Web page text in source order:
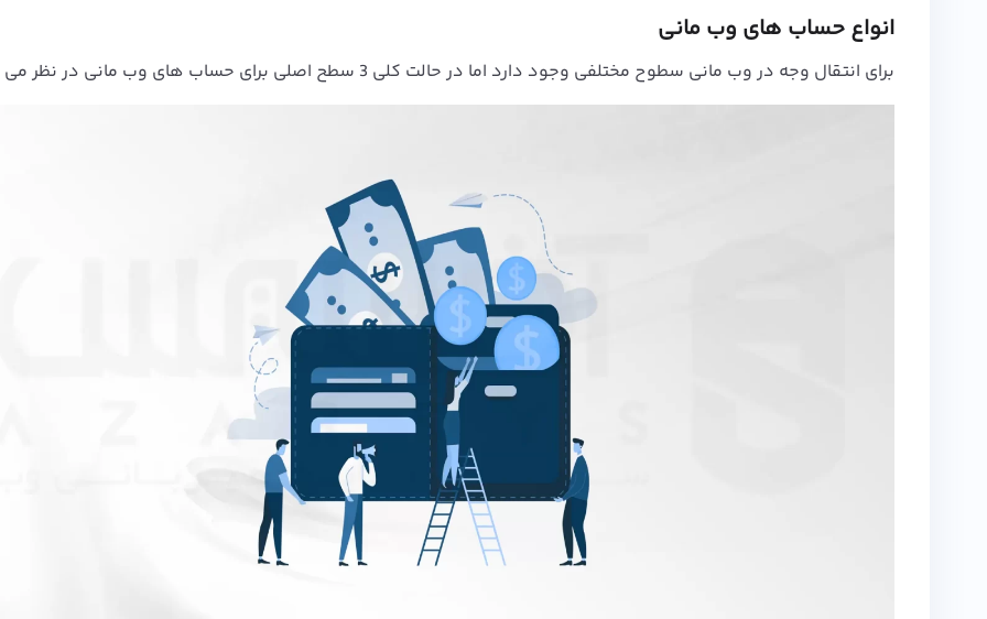
انواع حساب های وب مانی
برای انتقال وجه در وب مانی سطوح مختلفی وجود دارد اما در حالت کلی 3 سطح اصلی برای حساب های وب مانی در نظر می گیریم: